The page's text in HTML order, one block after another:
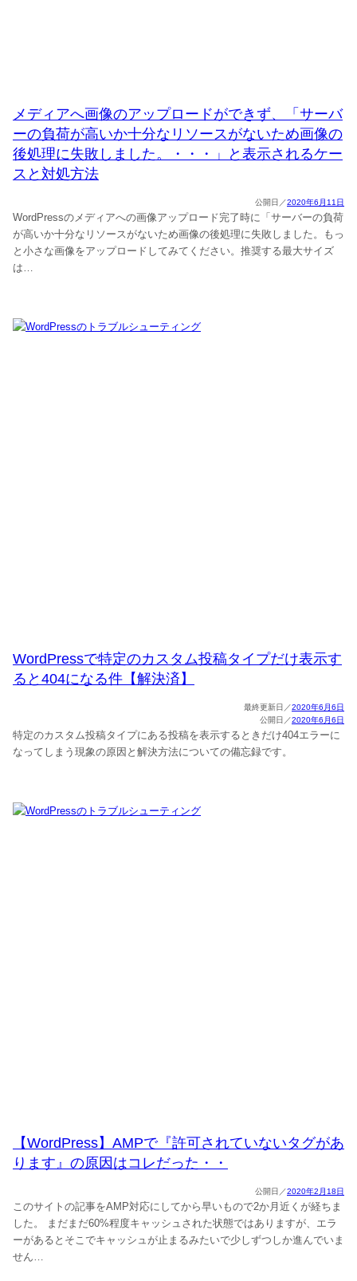
メディアへ画像のアップロードができず、「サーバ
ーの負荷が高いか十分なリソースがないため画像の
後処理に失敗しました。・・・」と表示されるケー
スと対処方法
2020年6月11日
WordPressのメディアへの画像アップロード完了時に「サーバーの負荷
が高いか十分なリソースがないため画像の後処理に失敗しました。もっ
と小さな画像をアップロードしてみてください。推奨する最大サイズ
は…
WordPressで特定のカスタム投稿タイプだけ表示す
ると404になる件【解決済】
2020年6月6日
2020年6月6日
特定のカスタム投稿タイプにある投稿を表示するときだけ404エラーに
なってしまう現象の原因と解決方法についての備忘録です。
【WordPress】AMPで『許可されていないタグがあ
ります』の原因はコレだった・・
2020年2月18日
このサイトの記事をAMP対応にしてから早いもので2か月近くが経ちま
した。 まだまだ60%程度キャッシュされた状態ではありますが、エラ
ーがあるとそこでキャッシュが止まるみたいで少しずつしか進んでいま
せん…